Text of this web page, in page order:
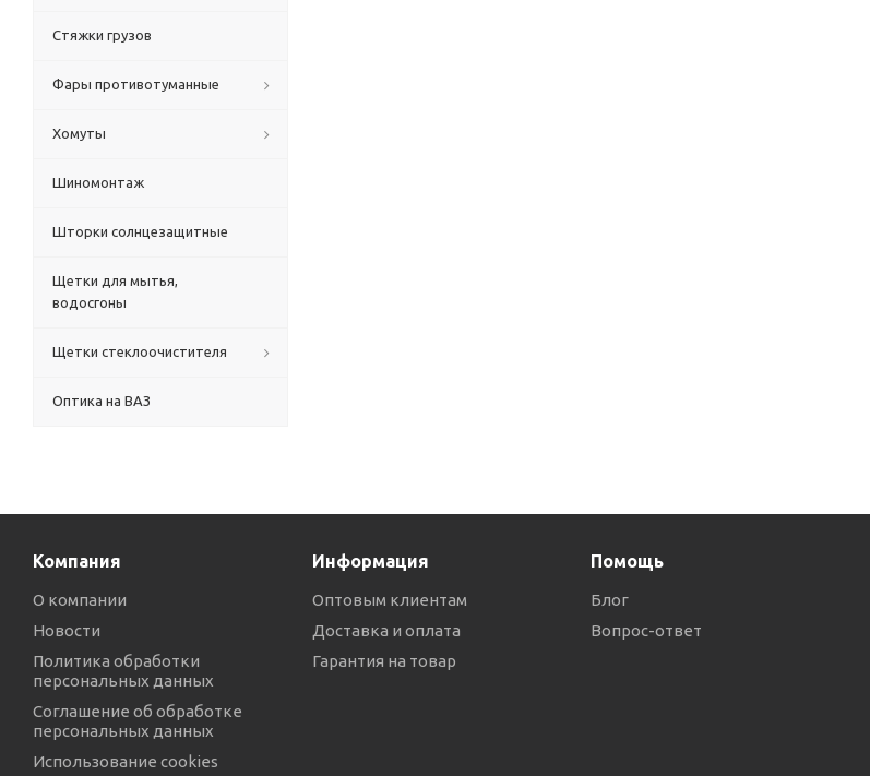
Стяжки грузов
Фары противотуманные
Хомуты
Шиномонтаж
Шторки солнцезащитные
Щетки для мытья,
водосгоны
Щетки стеклоочистителя
Оптика на ВАЗ
Компания
О компании
Новости
Политика обработки
персональных данных
Соглашение об обработке
персональных данных
Использование cookies
Информация
Оптовым клиентам
Доставка и оплата
Гарантия на товар
Помощь
Блог
Вопрос-ответ